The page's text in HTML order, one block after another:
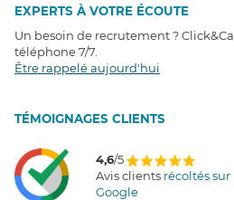
EXPERTS À VOTRE ÉCOUTE
Un besoin de recrutement ?
téléphone 7/7
Être rappelé aujourd'hui
TÉMOIGNAGES CLIENTS
4,6/5
Avis clients récoltés sur
Google